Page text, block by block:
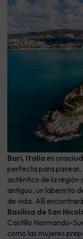
Bari, Italia es una
perfecta para pasear,
auténtico de la región
antiguo, un laberinto
de vida. Allí
Basílica de San
Castillo Normando-
como las mujeres